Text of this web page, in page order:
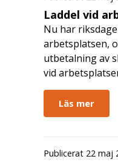
Laddel vid
Nu har
arbetsplatsen,
utbetalning av
vid
Läs mer
Publicerat 22 maj